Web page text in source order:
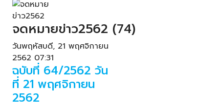
จดหมายข่าว2562 (74)
วันพฤหัสบดี, 21 พฤศจิกายน
2562 07:31
ฉบับที่ 64/2562 วัน
ที่ 21 พฤศจิกายน
2562